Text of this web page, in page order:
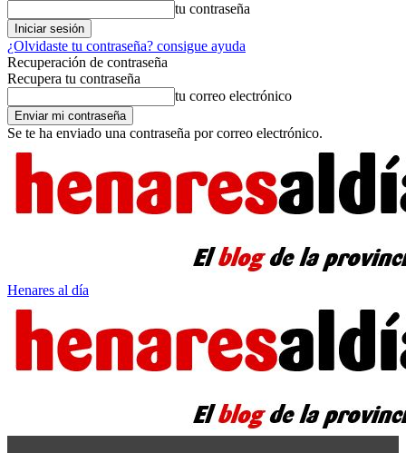
tu contraseña
¿Olvidaste tu contraseña? consigue ayuda
Recuperación de contraseña
Recupera tu contraseña
tu correo electrónico
Se te ha enviado una contraseña por correo electrónico.
Henares al día